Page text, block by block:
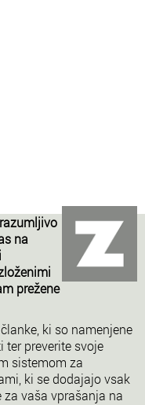
na
prežene
ki so namenjene
ter preverite svoje
sistemom za
ki se dodajajo vsak
za vaša vprašanja na